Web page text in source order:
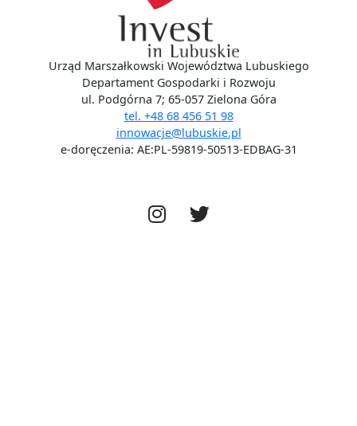
Urząd Marszałkowski Województwa Lubuskiego
Departament Gospodarki i Rozwoju
ul. Podgórna 7; 65-057 Zielona Góra
tel. +48 68 456 51 98
innowacje@lubuskie.pl
e-doręczenia: AE:PL-59819-50513-EDBAG-31